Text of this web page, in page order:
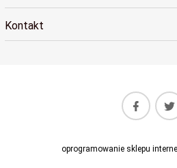
Kontakt
oprogramowanie sklepu